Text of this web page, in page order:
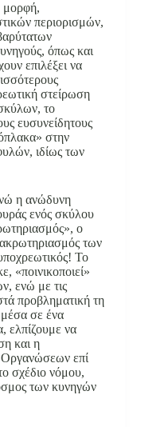
μορφή,
περιορισμών,
όπως και
επιλέξει να
στείρωση
το
ευσυνείδητους
στην
ιδίως των
η ανώδυνη
ενός σκύλου
ο
των
Το
«ποινικοποιεί»
ενώ με τις
προβληματική τη
μέσα σε ένα
ελπίζουμε να
και η
Οργανώσεων επί
σχέδιο νόμου,
των κυνηγών